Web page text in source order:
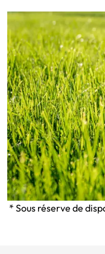
* Sous réserve de